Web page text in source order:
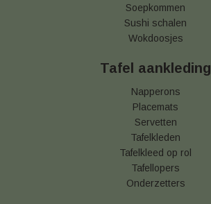
Soepkommen
Sushi schalen
Wokdoosjes
Tafel aankleding
Napperons
Placemats
Servetten
Tafelkleden
Tafelkleed op rol
Tafellopers
Onderzetters